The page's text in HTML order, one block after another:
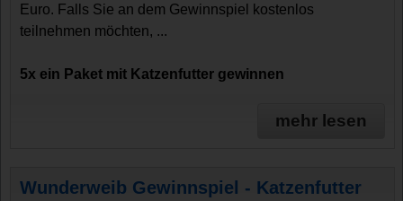
Euro. Falls Sie an dem Gewinnspiel kostenlos
teilnehmen möchten, ...
5x ein Paket mit Katzenfutter gewinnen
mehr lesen
Wunderweib Gewinnspiel - Katzenfutter